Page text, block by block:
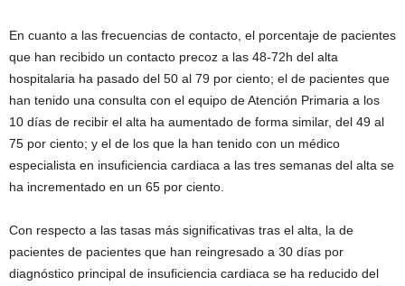
En cuanto a las frecuencias de contacto, el porcentaje de pacientes
que han recibido un contacto precoz a las 48-72h del alta
hospitalaria​ ha pasado del 50 al 79 por ciento; el de pacientes que
han tenido una consulta con el equipo de Atención Primaria a los
10 días de recibir el alta ha aumentado de forma similar, del 49 al
75 por ciento; y el de los que la han tenido con un médico
especialista en insuficiencia cardiaca a las tres semanas del alta se
ha incrementado en un 65 por ciento.
Con respecto a las tasas más significativas tras el alta, la de
pacientes de pacientes que han reingresado a 30 días por
diagnóstico principal de insuficiencia cardiaca se ha reducido del